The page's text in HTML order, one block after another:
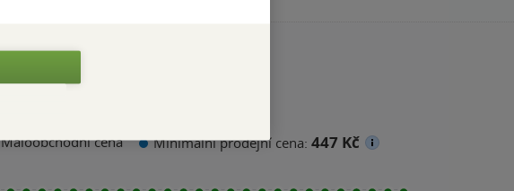
Maloobchodní cena Minimální prodejní cena: 447 Kč